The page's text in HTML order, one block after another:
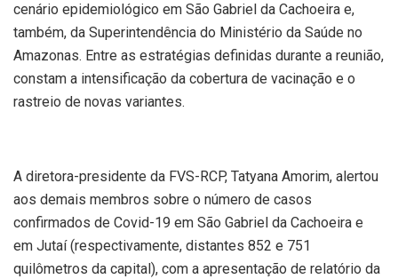
cenário epidemiológico em São Gabriel da Cachoeira e,
também, da Superintendência do Ministério da Saúde no
Amazonas. Entre as estratégias definidas durante a reunião,
constam a intensificação da cobertura de vacinação e o
rastreio de novas variantes.
A diretora-presidente da FVS-RCP, Tatyana Amorim, alertou
aos demais membros sobre o número de casos
confirmados de Covid-19 em São Gabriel da Cachoeira e
em Jutaí (respectivamente, distantes 852 e 751
quilômetros da capital), com a apresentação de relatório da